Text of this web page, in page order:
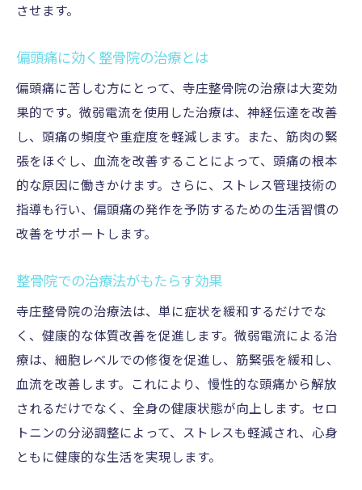
させます。
偏頭痛に効く整骨院の治療とは
偏頭痛に苦しむ方にとって、寺庄整骨院の治療は大変効
果的です。微弱電流を使用した治療は、神経伝達を改善
し、頭痛の頻度や重症度を軽減します。また、筋肉の緊
張をほぐし、血流を改善することによって、頭痛の根本
的な原因に働きかけます。さらに、ストレス管理技術の
指導も行い、偏頭痛の発作を予防するための生活習慣の
改善をサポートします。
整骨院での治療法がもたらす効果
寺庄整骨院の治療法は、単に症状を緩和するだけでな
く、健康的な体質改善を促進します。微弱電流による治
療は、細胞レベルでの修復を促進し、筋緊張を緩和し、
血流を改善します。これにより、慢性的な頭痛から解放
されるだけでなく、全身の健康状態が向上します。セロ
トニンの分泌調整によって、ストレスも軽減され、心身
ともに健康的な生活を実現します。